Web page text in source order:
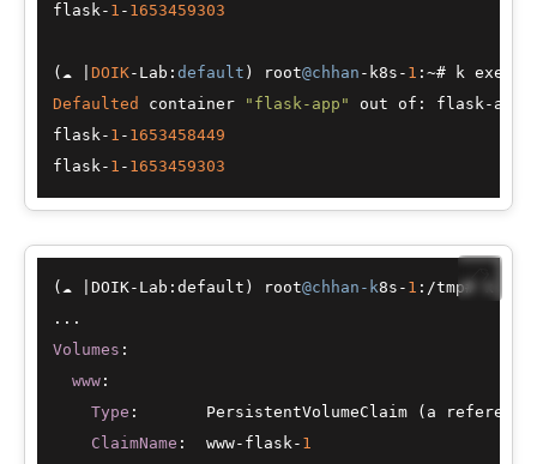
flask- 1 - 1653459303
( ☁ DOIK- Lab: default ) root@chhan - k8s - 1 : ~# k exec
Defaulted
container "flask-app" out of: flask-
flask- 1 - 1653458449
flask- 1 - 1653459303
(☁ |DOIK-Lab:default) root@chhan-k8s- 1 :/tmp# k
Volumes :
www:
Type :       PersistentVolumeClaim (a reference
ClaimName :  www-flask- 1
📋